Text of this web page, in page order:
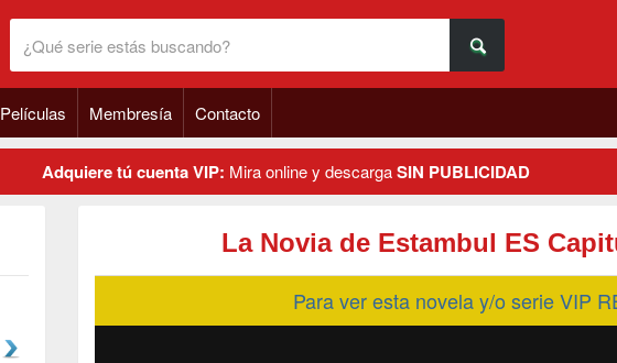
Películas Membresía Contacto
Adquiere tú cuenta VIP: Mira online y descargaSIN PUBLICIDAD
La Novia de Estambul ES
Para ver esta novela y/o serie VIP